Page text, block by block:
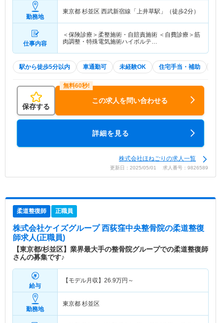
勤務地
東京都 杉並区 西武新宿線「上井草駅」（徒歩2分）
仕事内容
＜保険診療＞柔整施術・自賠責施術 ＜自費診療＞筋
肉調整・特殊電気施術ハイボルテ…
駅から徒歩5分以内 車通勤可 未経験OK 住宅手当・補助
保存する
この求人を問い合わせる
詳細を見る
株式会社ほねごりの求人一覧
更新日：2025/05/01 求人番号：9826589
柔道整復師 正職員
株式会社ケイズグループ 西荻窪中央整骨院の柔道整復
師求人(正職員)
【東京都/杉並区】業界最大手の整骨院グループでの柔道整復師
さんの募集です♪
給与
【モデル月収】 26.9万円～
勤務地
東京都 杉並区